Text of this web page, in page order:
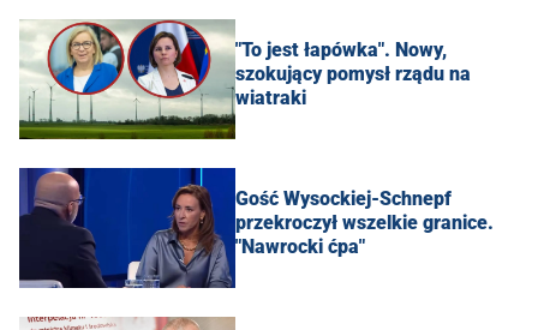
"To jest łapówka". Nowy,
szokujący pomysł rządu na
wiatraki
Gość Wysockiej-Schnepf
przekroczył wszelkie granice.
"Nawrocki ćpa"